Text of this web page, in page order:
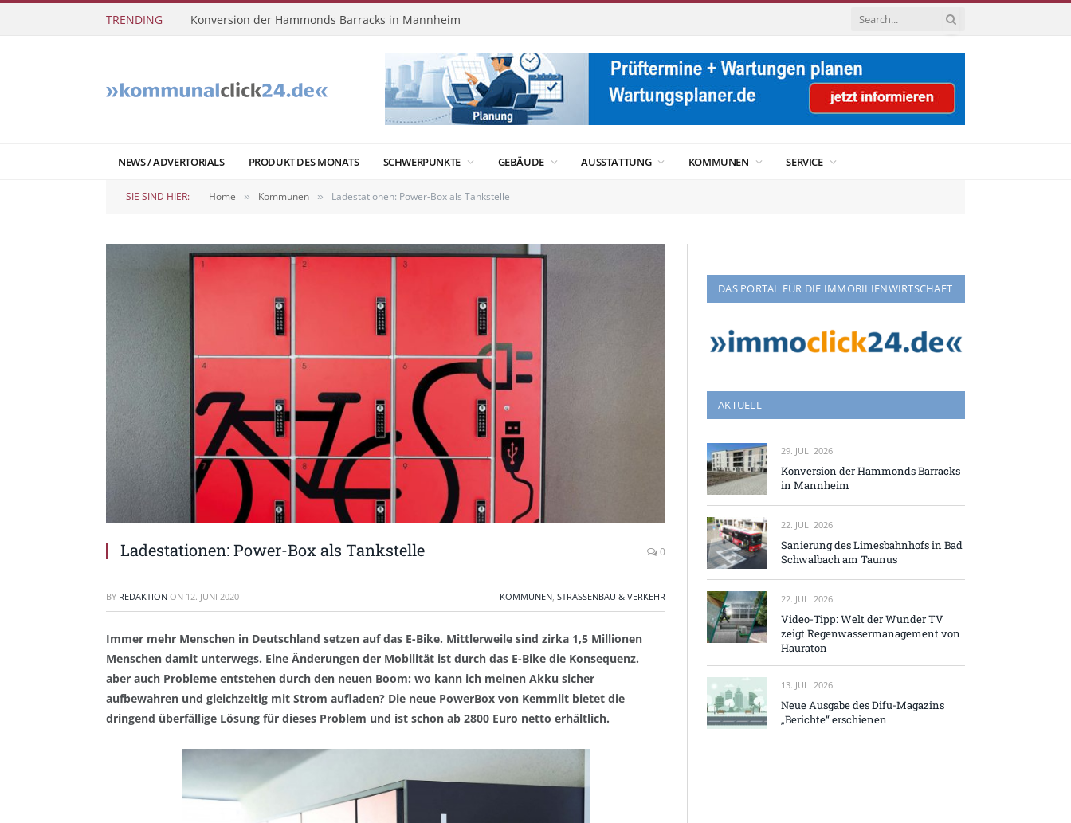
TRENDING Konversion der Hammonds Barracks in Mannheim
NEWS / ADVERTORIALS PRODUKT DES MONATS SCHWERPUNKTE GEBÄUDE AUSSTATTUNG KOMMUNEN SERVICE
SIE SIND HIER: Home » Kommunen » Ladestationen: Power-Box als Tankstelle
Ladestationen: Power-Box als Tankstelle 0
BY REDAKTION ON 12. JUNI 2020 KOMMUNEN, STRASSENBAU & VERKEHR
Immer mehr Menschen in Deutschland setzen auf das E-Bike. Mittlerweile sind zirka 1,5 Millionen
Menschen damit unterwegs. Eine Änderungen der Mobilität ist durch das E-Bike die Konsequenz.
aber auch Probleme entstehen durch den neuen Boom: wo kann ich meinen Akku sicher
aufbewahren und gleichzeitig mit Strom aufladen? Die neue PowerBox von Kemmlit bietet die
dringend überfällige Lösung für dieses Problem und ist schon ab 2800 Euro netto erhältlich.
DAS PORTAL FÜR DIE IMMOBILIENWIRTSCHAFT
AKTUELL
29. JULI 2026
Konversion der Hammonds Barracks
in Mannheim
22. JULI 2026
Sanierung des Limesbahnhofs in Bad
Schwalbach am Taunus
22. JULI 2026
Video-Tipp: Welt der Wunder TV
zeigt Regenwassermanagement von
Hauraton
13. JULI 2026
Neue Ausgabe des Difu-Magazins
„Berichte“ erschienen